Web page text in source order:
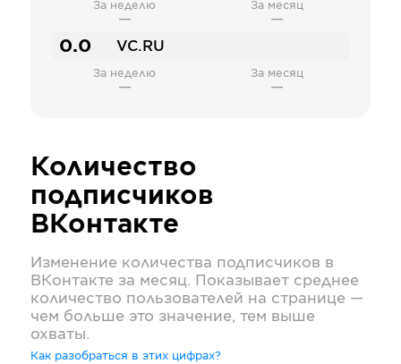
За неделю
—
За месяц
—
0.0 VC.RU
За неделю
—
За месяц
—
Количество
подписчиков
ВКонтакте
Изменение количества подписчиков в
ВКонтакте за месяц. Показывает среднее
количество пользователей на странице —
чем больше это значение, тем выше
охваты.
Как разобраться в этих цифрах?